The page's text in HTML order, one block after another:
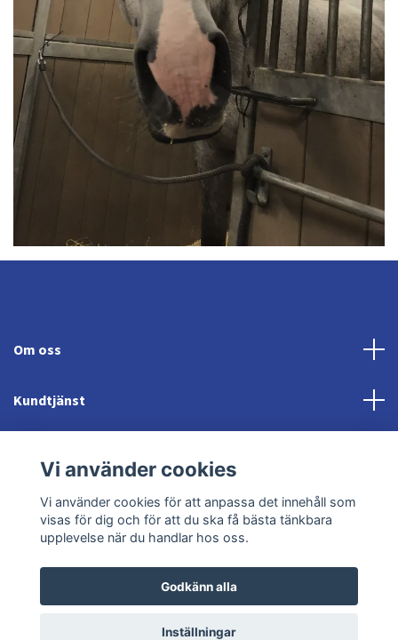
Om oss
Kundtjänst
Sociala medier
© 2026 Jonröds EquishopPowered by Quickbutik
Vi använder cookies
Vi använder cookies för att anpassa det innehåll som
visas för dig och för att du ska få bästa tänkbara
upplevelse när du handlar hos oss.
Godkänn alla
Inställningar